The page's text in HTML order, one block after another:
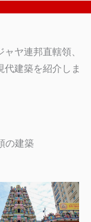
ヤ連邦直轄領、
建築を紹介しま
の建築